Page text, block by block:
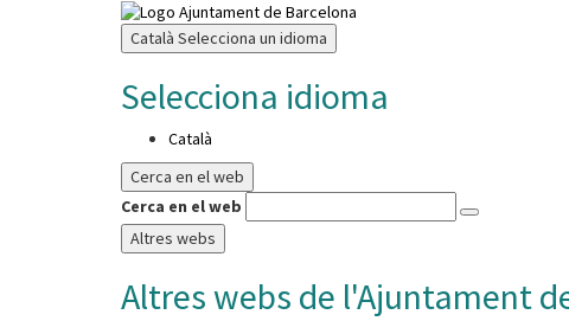
Català Selecciona un idioma
Selecciona idioma
Català
Cerca en el web
Cerca en el web
Altres webs
Altres webs de l'Ajuntament